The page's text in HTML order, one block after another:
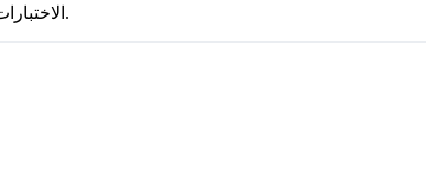
الاختبارات غير المستقرة لها نتائج مختلطة بين التشغيلات (نجاح واحد على الأقل وفشل واحد على الأقل).